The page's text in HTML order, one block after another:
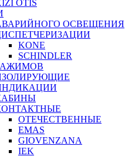
OTIS
ОСВЕЩЕНИЯ
KONE
SCHINDLER
ОТЕЧЕСТВЕННЫЕ
EMAS
GIOVENZANA
IEK